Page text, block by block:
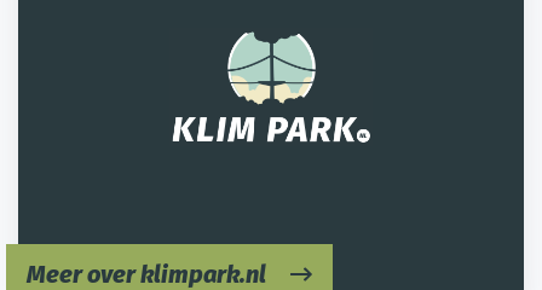
Meer over klimpark.nl